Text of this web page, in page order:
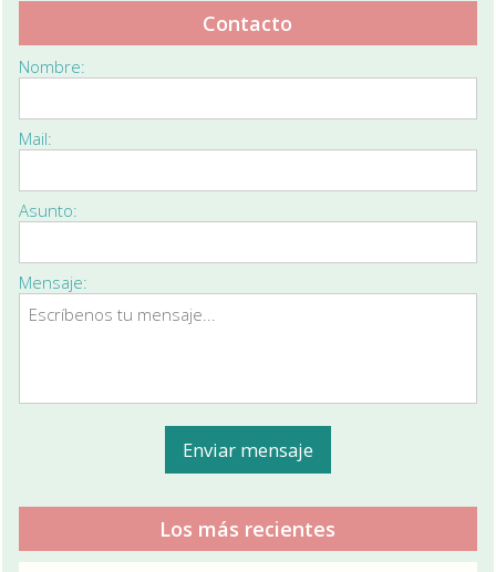
Contacto
Nombre:
Mail:
Asunto:
Mensaje:
Los más recientes